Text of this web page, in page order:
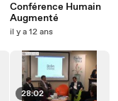
Conférence Humain
Augmenté
il y a 12 ans
28:02